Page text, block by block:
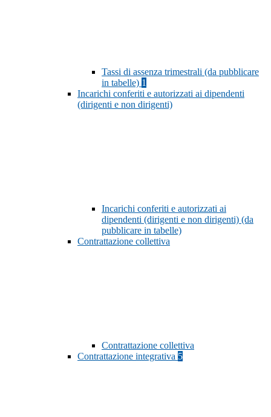
Tassi di assenza trimestrali (da pubblicare
in tabelle) 1
Incarichi conferiti e autorizzati ai dipendenti
(dirigenti e non dirigenti)
Incarichi conferiti e autorizzati ai
dipendenti (dirigenti e non dirigenti) (da
pubblicare in tabelle)
Contrattazione collettiva
Contrattazione collettiva
Contrattazione integrativa 5